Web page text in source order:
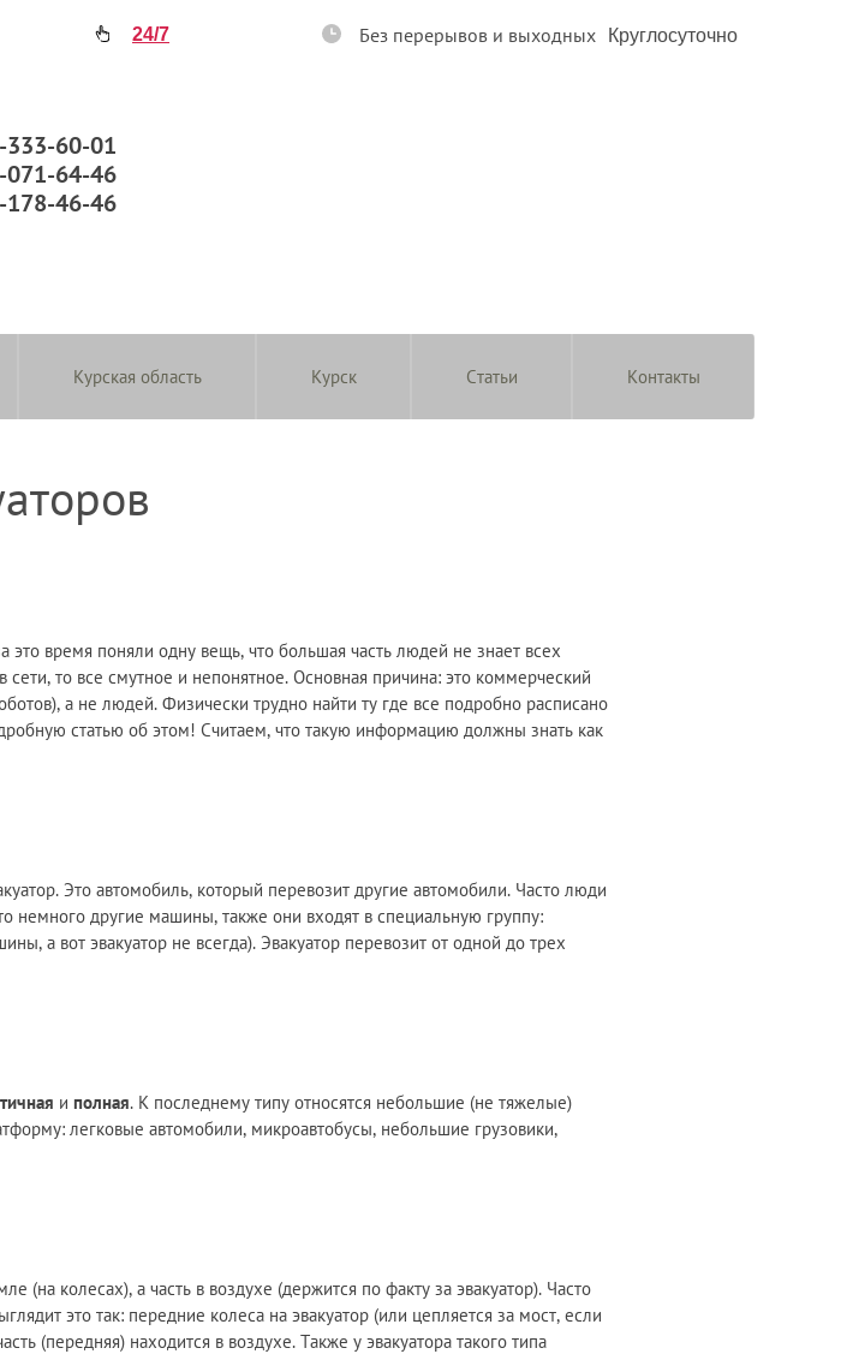
24/7 Без перерывов и выходных Круглосуточно
333-60-01
071-64-46
178-46-46
Курская область Курск Статьи Контакты
это время поняли одну вещь, что большая часть людей не знает всех
то все смутное и непонятное. Основная причина: это коммерческий
а не людей. Физически трудно найти ту где все подробно расписано
статью об этом! Считаем, что такую информацию должны знать как
Это автомобиль, который перевозит другие автомобили. Часто люди
немного другие машины, также они входят в специальную группу:
а вот эвакуатор не всегда). Эвакуатор перевозит от одной до трех
и полная. К последнему типу относятся небольшие (не тяжелые)
легковые автомобили, микроавтобусы, небольшие грузовики,
(на колесах), а часть в воздухе (держится по факту за эвакуатор). Часто
это так: передние колеса на эвакуатор (или цепляется за мост, если
(передняя) находится в воздухе. Также у эвакуатора такого типа